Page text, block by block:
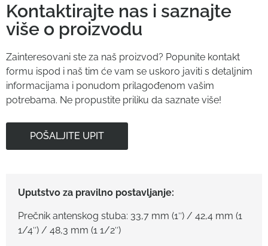
Kontaktirajte nas i saznajte
više o proizvodu
Zainteresovani ste za naš proizvod? Popunite kontakt
formu ispod i naš tim će vam se uskoro javiti s detaljnim
informacijama i ponudom prilagođenom vašim
potrebama. Ne propustite priliku da saznate više!
POŠALJITE UPIT
Uputstvo za pravilno postavljanje:
Prečnik antenskog stuba: 33,7 mm (1″) / 42,4 mm (1
1/4″) / 48,3 mm (1 1/2″)